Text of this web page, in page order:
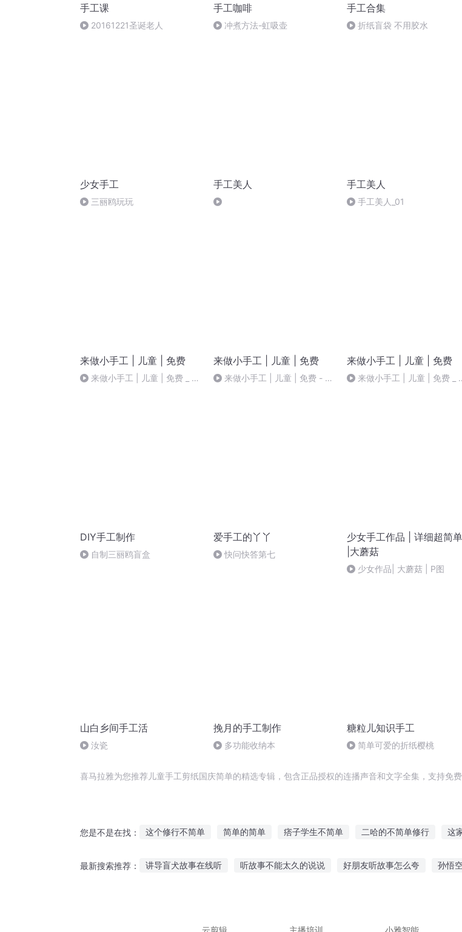
手工课
20161221圣诞老人
手工咖啡
冲煮方法-虹吸壶
手工合集
折纸盲袋 不用胶水
少女手工
三丽鸥玩玩
手工美人 手工美人
手工美人_01
来做小手工 | 儿童 | 免费
来做小手工 | 儿童 | 免费 _ 第
来做小手工 | 儿童 | 免费
来做小手工 | 儿童 | 免费 - 第
来做小手工 | 儿童 | 免费
来做小手工 | 儿童 | 免费 _
DIY手工制作
自制三丽鸥盲盒
爱手工的丫丫
快问快答第七
少女手工作品 | 详细超简单
|大蘑菇
少女作品| 大蘑菇 | P图
山白乡间手工活
汝瓷
挽月的手工制作
多功能收纳本
糖粒儿知识手工
简单可爱的折纸樱桃
喜马拉雅为您推荐儿童手工剪纸国庆简单的精选专辑，包含正品授权的连播声音和文字全集，支持免
您是不是在找： 这个修行不简单 简单的简单 痞子学生不简单 二哈的不简单修行 这
最新搜索推荐： 讲导盲犬故事在线听 听故事不能太久的说说 好朋友听故事怎么夸 孙悟
云剪辑
主播培训 小雅智能